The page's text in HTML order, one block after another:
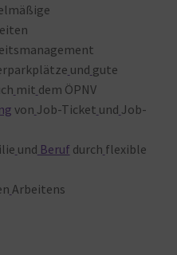
und gute
mit dem ÖPNV
von Job-Ticket und Job-
und Beruf durch flexible
Arbeitens